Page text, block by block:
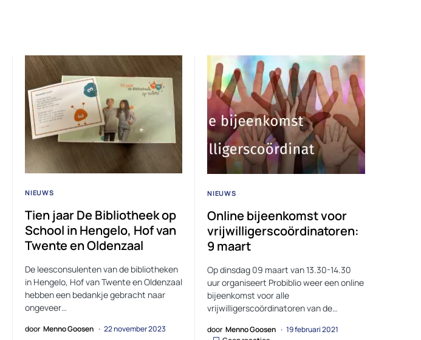
NIEUWS
Tien jaar De Bibliotheek op
School in Hengelo, Hof van
Twente en Oldenzaal
De leesconsulenten van de bibliotheken
in Hengelo, Hof van Twente en Oldenzaal
hebben een bedankje gebracht naar
ongeveer…
door Menno Goosen 22 november 2023
NIEUWS
Online bijeenkomst voor
vrijwilligerscoördinatoren:
9 maart
Op dinsdag 09 maart van 13.30-14.30
uur organiseert Probiblio weer een online
bijeenkomst voor alle
vrijwilligerscoördinatoren van de…
door Menno Goosen
19 februari 2021